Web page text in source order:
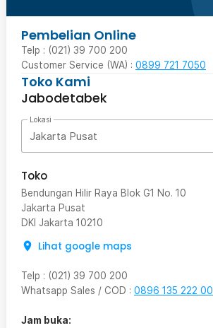
Pembelian Online
Telp : (021) 39 700 200
Customer Service (WA) : 0899 721 7050
Toko Kami
Jabodetabek
Lokasi
Jakarta Pusat
Toko
Bendungan Hilir Raya Blok G1 No. 10
Jakarta Pusat
DKI Jakarta 10210
Lihat google maps
Telp : (021) 39 700 200
Whatsapp Sales / COD : 0896 135 222 00
Jam buka: